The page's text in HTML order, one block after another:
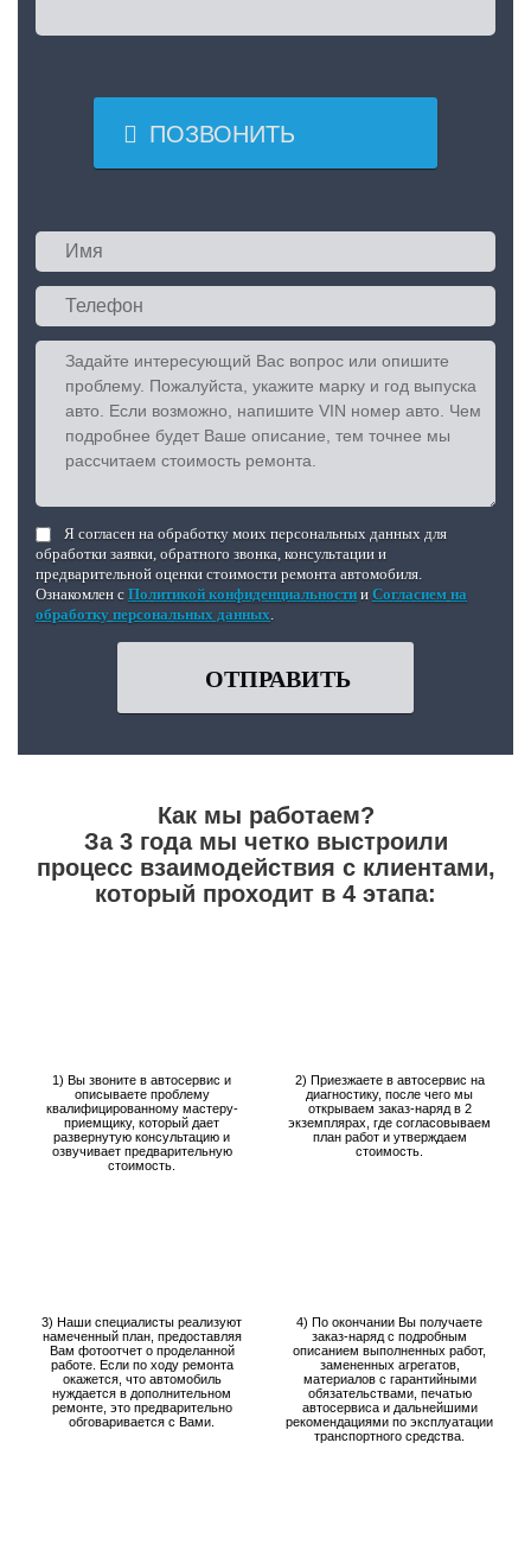
 ПОЗВОНИТЬ
Я согласен на обработку моих персональных данных для
обработки заявки, обратного звонка, консультации и
предварительной оценки стоимости ремонта автомобиля.
Ознакомлен с Политикой конфиденциальности и Согласием на
обработку персональных данных
ОТПРАВИТЬ
Как мы работаем?
За 3 года мы четко выстроили
процесс взаимодействия с клиентами,
который проходит в 4 этапа:
1) Вы звоните в автосервис и
описываете проблему
квалифицированному мастеру-
приемщику, который дает
развернутую консультацию и
озвучивает предварительную
стоимость.
2) Приезжаете в автосервис на
диагностику, после чего мы
открываем заказ-наряд в 2
экземплярах, где согласовываем
план работ и утверждаем
стоимость.
3) Наши специалисты реализуют
намеченный план, предоставляя
Вам фотоотчет о проделанной
работе. Если по ходу ремонта
окажется, что автомобиль
нуждается в дополнительном
ремонте, это предварительно
обговаривается с Вами.
4) По окончании Вы получаете
заказ-наряд с подробным
описанием выполненных работ,
замененных агрегатов,
материалов с гарантийными
обязательствами, печатью
автосервиса и дальнейшими
рекомендациями по эксплуатации
транспортного средства.